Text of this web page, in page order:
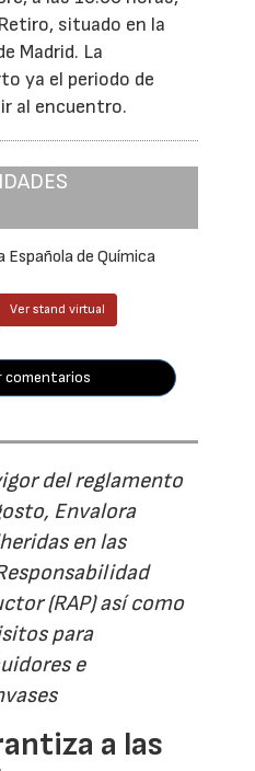
situado en la
Madrid. La
ya el periodo de
al encuentro.
de Química
Ver stand virtual
comentarios
del reglamento
Envalora
en las
(RAP) así como
para
e
a las